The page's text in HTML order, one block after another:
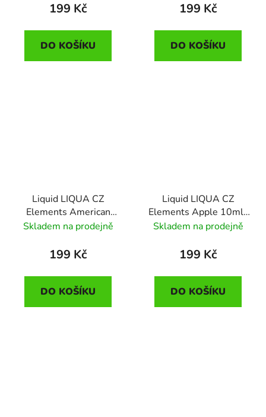
tabák)
199 Kč
DO KOŠÍKU
tabák)
199 Kč
DO KOŠÍKU
Liquid LIQUA CZ
Elements American
Blend 10ml-6mg
tabák)
Skladem na prodejně
199 Kč
DO KOŠÍKU
Liquid LIQUA CZ
Elements Apple 10ml-
12mg (jablko)
Skladem na prodejně
199 Kč
DO KOŠÍKU